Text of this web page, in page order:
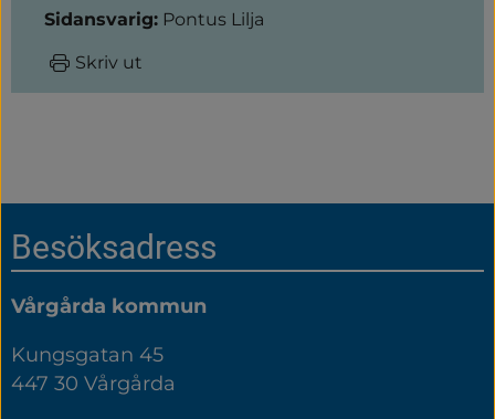
Sidansvarig: Pontus Lilja
Skriv ut
Sidfot
Besöksadress
Vårgårda kommun
Kungsgatan 45
447 30 Vårgårda